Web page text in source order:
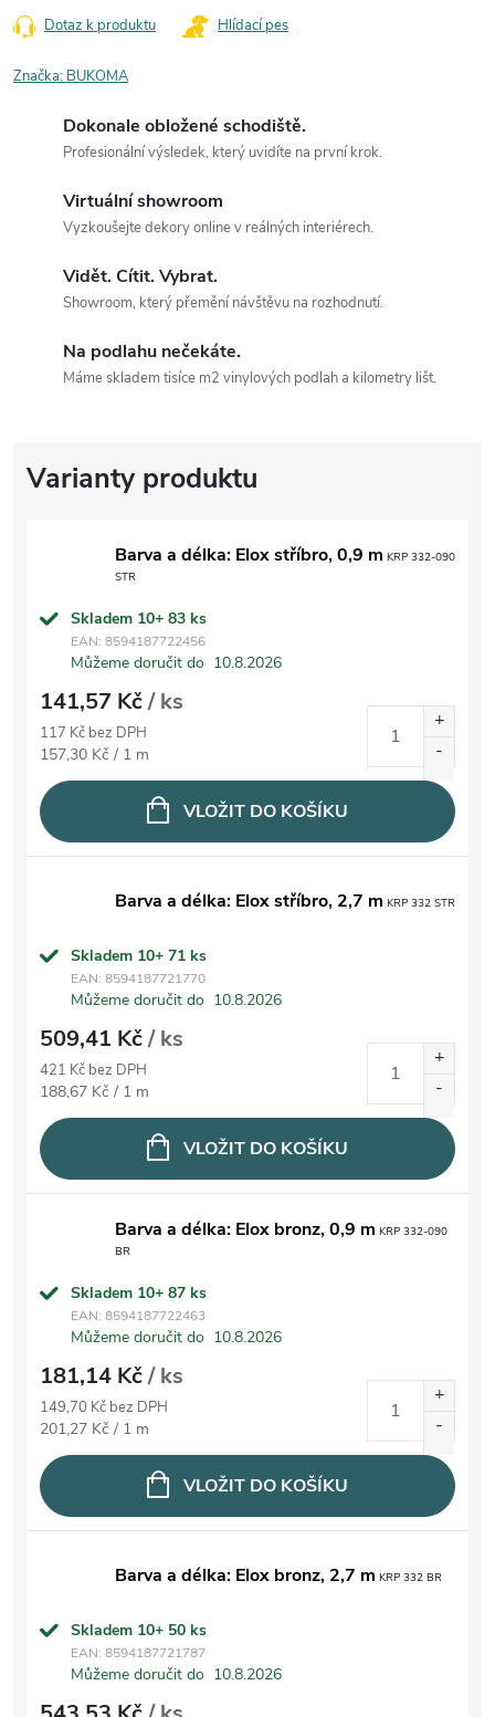
Dotaz k produktu Hlídací pes
Značka: BUKOMA
Dokonale obložené schodiště.
Profesionální výsledek, který uvidíte na první krok.
Virtuální showroom
Vyzkoušejte dekory online v reálných interiérech.
Vidět. Cítit. Vybrat.
Showroom, který přemění návštěvu na rozhodnutí.
Na podlahu nečekáte.
Máme skladem tisíce m2 vinylových podlah a kilometry lišt.
Barva a délka: Elox stříbro, 0,9 m KRP 332-090
STR
Skladem 10+ 83 ks
EAN: 8594187722456
Můžeme doručit do 10.8.2026
141,57 Kč/ ks
117 Kč bez DPH
Měrná cena:
157,30 Kč / 1 m
VLOŽIT DO KOŠÍKU
Barva a délka: Elox stříbro, 2,7 m KRP 332 STR
Skladem 10+ 71 ks
EAN: 8594187721770
Můžeme doručit do 10.8.2026
509,41 Kč/ ks
421 Kč bez DPH
Měrná cena:
188,67 Kč / 1 m
VLOŽIT DO KOŠÍKU
Barva a délka: Elox bronz, 0,9 m KRP 332-090
BR
Skladem 10+ 87 ks
EAN: 8594187722463
Můžeme doručit do 10.8.2026
181,14 Kč/ ks
149,70 Kč bez DPH
Měrná cena:
201,27 Kč / 1 m
VLOŽIT DO KOŠÍKU
Barva a délka: Elox bronz, 2,7 m KRP 332 BR
Skladem 10+ 50 ks
EAN: 8594187721787
Můžeme doručit do 10.8.2026